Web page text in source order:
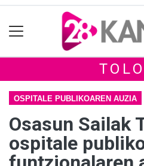
OSPITALE PUBLIKOAREN AUZIA
Osasun Sailak
ospitale